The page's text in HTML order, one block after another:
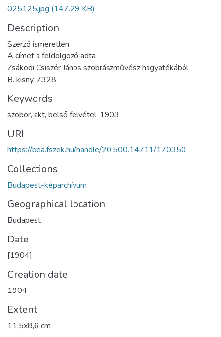
025125.jpg (147.29 KB)
Description
Szerző ismeretlen
A címet a feldolgozó adta
Zsákodi Csiszér János szobrászművész hagyatékából
B. kisny. 7328
Keywords
szobor, akt, belső felvétel, 1903
URI
https://bea.fszek.hu/handle/20.500.14711/170350
Collections
Budapest-képarchívum
Geographical location
Budapest
Date
[1904]
Creation date
1904
Extent
11,5x8,6 cm